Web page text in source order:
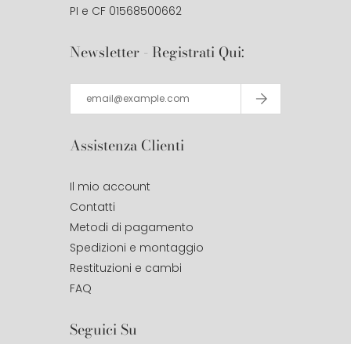
PI e CF 01568500662
Newsletter - Registrati Qui:
Assistenza Clienti
Il mio account
Contatti
Metodi di pagamento
Spedizioni e montaggio
Restituzioni e cambi
FAQ
Seguici Su